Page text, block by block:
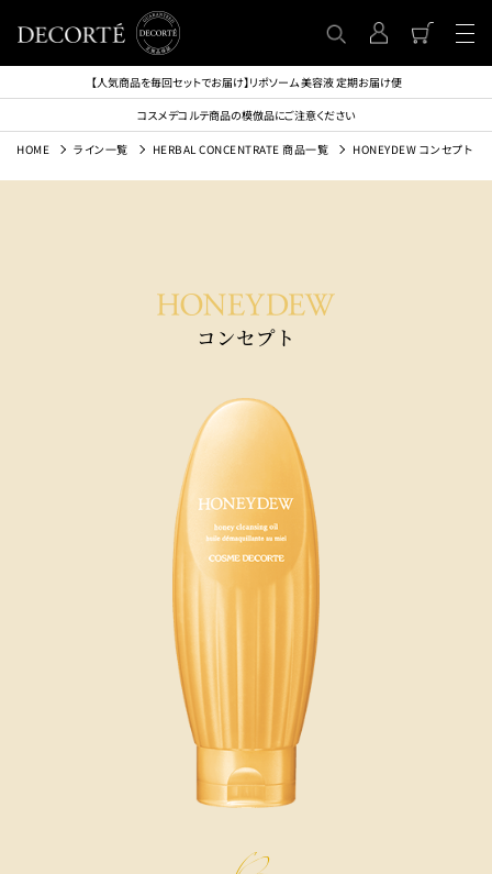
【人気商品を毎回セットでお届け】リポソーム 美容液 定期お届け便
コスメデコルテ商品の模倣品にご注意ください
HOME ライン一覧 HERBAL CONCENTRATE 商品一覧 HONEYDEW コンセプト
コンセプト